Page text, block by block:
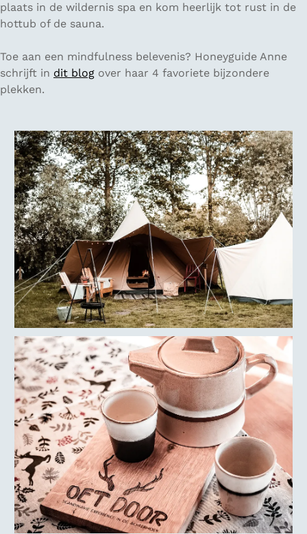
plaats in de wildernis spa en kom heerlijk tot rust in de
hottub of de sauna.
Toe aan een mindfulness belevenis? Honeyguide Anne
schrijft in dit blog over haar 4 favoriete bijzondere
plekken.